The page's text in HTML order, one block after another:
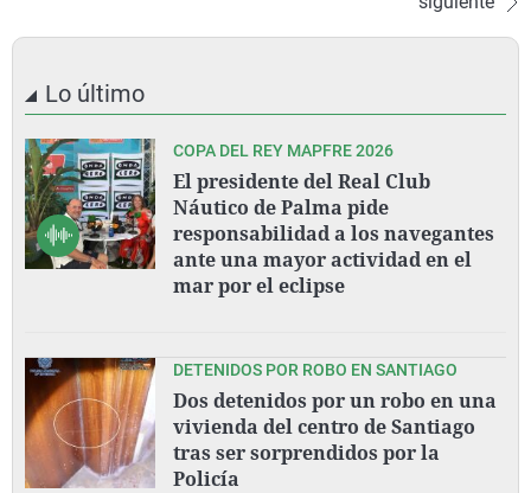
Lo último
COPA DEL REY MAPFRE 2026
El presidente del Real Club
Náutico de Palma pide
responsabilidad a los navegantes
ante una mayor actividad en el
mar por el eclipse
DETENIDOS POR ROBO EN SANTIAGO
Dos detenidos por un robo en una
vivienda del centro de Santiago
tras ser sorprendidos por la
Policía